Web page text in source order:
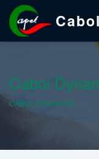
Cabol
CABOL DYNAMICS